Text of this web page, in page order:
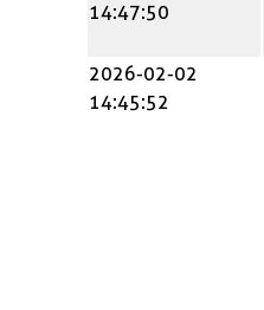
14:47:50
2026-02-02
14:45:52